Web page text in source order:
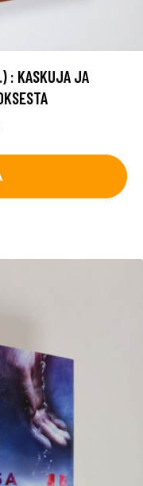
: KASKUJA JA